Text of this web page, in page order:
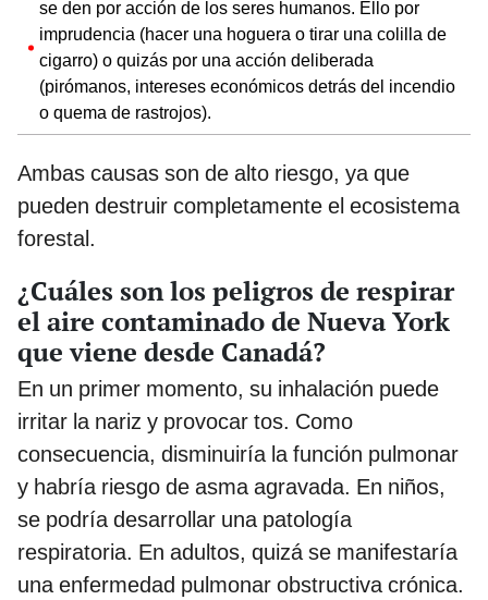
se den por acción de los seres humanos. Ello por
imprudencia (hacer una hoguera o tirar una colilla de
cigarro) o quizás por una acción deliberada
(pirómanos, intereses económicos detrás del incendio
o quema de rastrojos).
Ambas causas son de alto riesgo, ya que
pueden destruir completamente el ecosistema
forestal.
¿Cuáles son los peligros de respirar
el aire contaminado de Nueva York
que viene desde Canadá?
En un primer momento, su inhalación puede
irritar la nariz y provocar tos. Como
consecuencia, disminuiría la función pulmonar
y habría riesgo de asma agravada. En niños,
se podría desarrollar una patología
respiratoria. En adultos, quizá se manifestaría
una enfermedad pulmonar obstructiva crónica.